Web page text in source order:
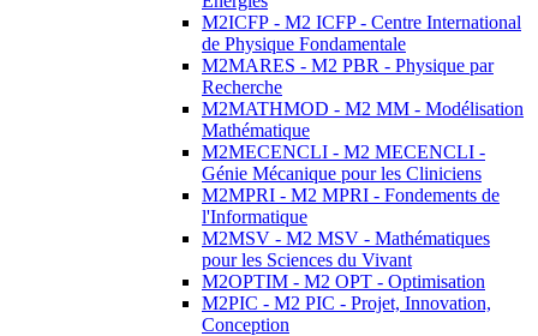
M2ICFP - M2 ICFP - Centre International
de Physique Fondamentale
M2MARES - M2 PBR - Physique par
Recherche
M2MATHMOD - M2 MM - Modélisation
Mathématique
M2MECENCLI - M2 MECENCLI -
Génie Mécanique pour les Cliniciens
M2MPRI - M2 MPRI - Fondements de
l'Informatique
M2MSV - M2 MSV - Mathématiques
pour les Sciences du Vivant
M2OPTIM - M2 OPT - Optimisation
M2PIC - M2 PIC - Projet, Innovation,
Conception